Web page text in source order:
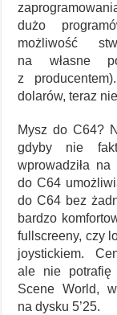
dużo
możliwość
na własne
z
dolarów, teraz
Mysz do C64?
gdyby nie
wprowadziła
do C64
do C64 bez
bardzo
fullscreeny, czy
joystickiem.
ale nie potrafię
Scene World,
na dysku 5’25.